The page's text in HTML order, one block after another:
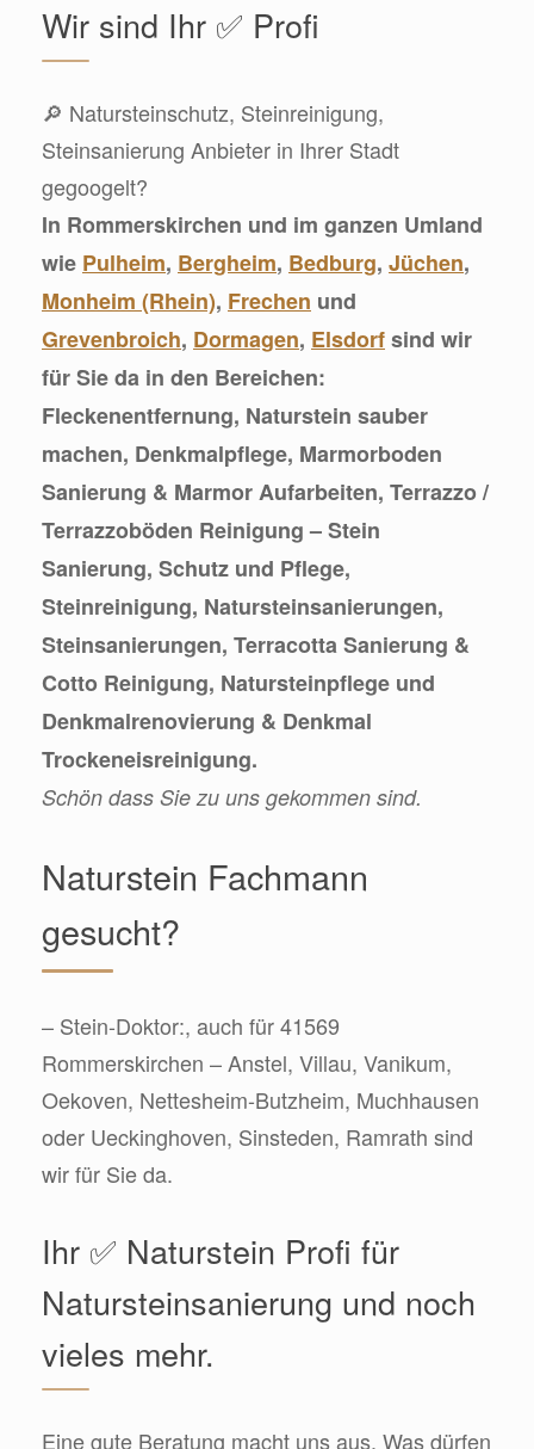
Wir sind Ihr ✅ Profi
🔎 Natursteinschutz, Steinreinigung,
Steinsanierung Anbieter in Ihrer Stadt
gegoogelt?
In Rommerskirchen und im ganzen Umland
wie Pulheim, Bergheim, Bedburg, Jüchen,
Monheim (Rhein), Frechen und
Grevenbroich, Dormagen, Elsdorfsind wir
für Sie da in den Bereichen:
Fleckenentfernung, Naturstein sauber
machen, Denkmalpflege, Marmorboden
Sanierung & Marmor Aufarbeiten, Terrazzo /
Terrazzoböden Reinigung – Stein
Sanierung, Schutz und Pflege,
Steinreinigung, Natursteinsanierungen,
Steinsanierungen, Terracotta Sanierung &
Cotto Reinigung, Natursteinpflege und
Denkmalrenovierung & Denkmal
Trockeneisreinigung.
Schön dass Sie zu uns gekommen sind.
Naturstein Fachmann
gesucht?
– Stein-Doktor:, auch für 41569
Rommerskirchen – Anstel, Villau, Vanikum,
Oekoven, Nettesheim-Butzheim, Muchhausen
oder Ueckinghoven, Sinsteden, Ramrath sind
wir für Sie da.
Ihr ✅ Naturstein Profi für
Natursteinsanierung und noch
vieles mehr.
Eine gute Beratung macht uns aus. Was dürfen